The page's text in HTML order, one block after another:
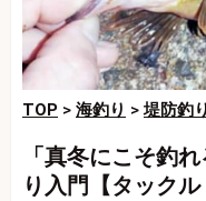
TOP > 海釣り >堤防釣り
「真冬にこそ釣
り入門【タックル